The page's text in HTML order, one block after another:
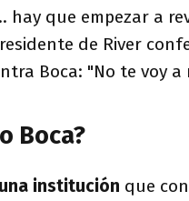
que empezar a
de River
Boca: "No te voy a
Boca?
una institución que